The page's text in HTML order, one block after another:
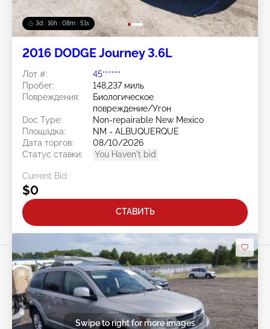
3d : 16h : 08m : 48s
2016 DODGE Journey 3.6L
Лот #:
45******
Пробег:
148,237 миль
Повреждения:
Биологическое
повреждение/Угон
Doc Type:
Non-repairable New Mexico
Площадка:
NM - ALBUQUERQUE
Дата торгов:
08/10/2026
Статус ставки:
You Haven't bid
Current Bid:
$0
СТАВИТЬ
Swipe to right for more images